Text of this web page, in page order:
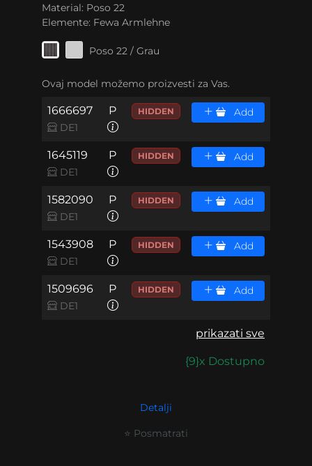
Material: Poso 22
Elemente: Fewa Armlehne
Poso 22 / Grau
Ovaj model možemo proizvesti za Vas.
1666697
DE1
P HIDDEN Add
1645119
DE1
P HIDDEN Add
1582090
DE1
P HIDDEN Add
1543908
DE1
P HIDDEN Add
1509696
DE1
P HIDDEN Add
prikazati sve
{9}x Dostupno
Detalji
⭐ Posmatrati